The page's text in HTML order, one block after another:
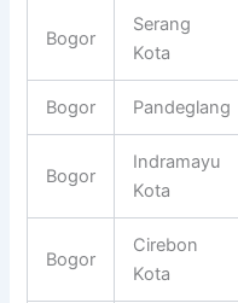
Bogor
Serang
Kota
Bogor Pandeglang
Bogor
Indramayu
Kota
Bogor
Cirebon
Kota